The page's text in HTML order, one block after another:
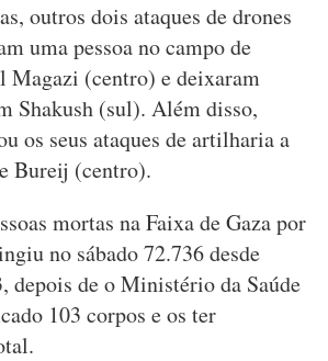
outros dois ataques de drones
uma pessoa no campo de
Magazi (centro) e deixaram
Shakush (sul). Além disso,
os seus ataques de artilharia a
Bureij (centro).
mortas na Faixa de Gaza por
no sábado 72.736 desde
depois de o Ministério da Saúde
103 corpos e os ter